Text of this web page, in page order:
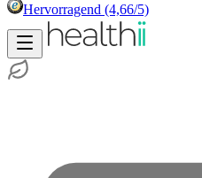
Hervorragend (4,66/5)